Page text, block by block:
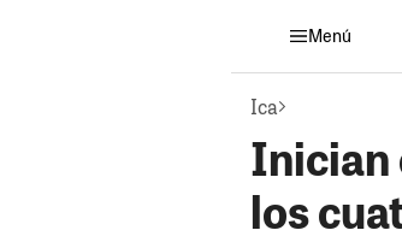
Menú
Ica
Inician
los